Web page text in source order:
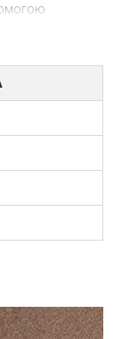
вбивають
- це
на
покриттяі
(Novaprimer)
матеріалу.
як для
стилів.